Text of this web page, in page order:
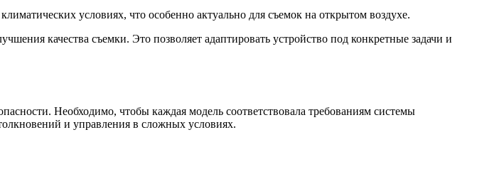
условиях, что особенно актуально для съемок на открытом воздухе.
качества съемки. Это позволяет адаптировать устройство под конкретные задачи и
Необходимо, чтобы каждая модель соответствовала требованиям системы
и управления в сложных условиях.